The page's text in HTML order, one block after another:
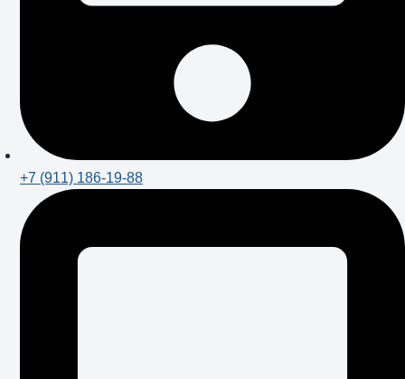
+7 (911) 186-19-88